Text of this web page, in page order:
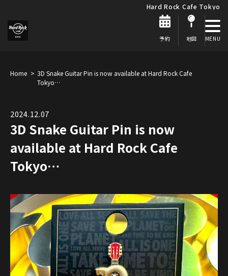
Hard Rock Cafe Tokyo
予約 地図
Home
3D Snake Guitar Pin is now available at Hard Rock Cafe
Tokyo…
2024.12.07
3D Snake Guitar Pin is now
available at Hard Rock Cafe
Tokyo…